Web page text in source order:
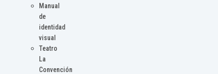
Manual
de
identidad
visual
Teatro
La
Convención